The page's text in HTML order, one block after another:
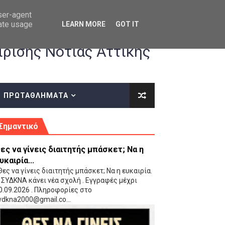
οδηγίες επί του ΚΑΝΟΝΙΣΜΟΥ ΕΓΓΡΑΦΩΝ-ΜΕΤΑΓΡΑΦΩΝ ΤΗΣ
(VIDEO)
Νότιας Αττικής
ΠΡΩΤΑΘΛΗΜΑΤΑ
να γίνεις διαιτητής μπάσκετ; Να η
να γίνεις διαιτητής μπάσκετ; Να η ευκαιρία.
κάνει νέα σχολή . Εγγραφές μέχρι
. Πληροφορίες στο
agent
usage
LEARN MORE GOT IT